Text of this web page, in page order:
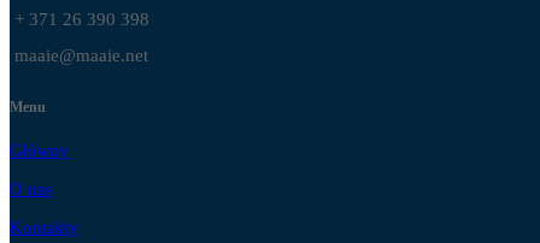
+ 371 26 390 398
maaie@maaie.net
Menu
Główny
O nas
Kontakty